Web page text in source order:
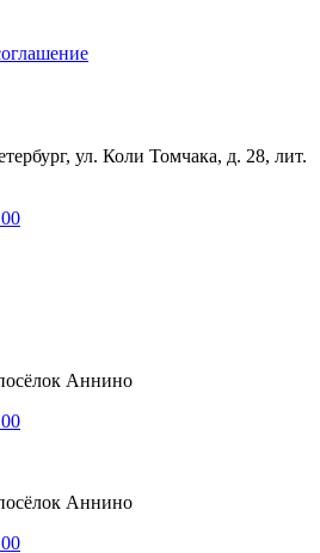
ул. Коли Томчака, д. 28, лит.
Аннино
Аннино